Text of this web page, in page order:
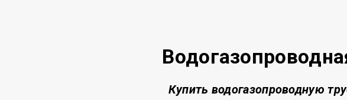
Купить водогазопроводную